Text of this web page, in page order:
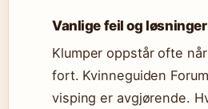
Vanlige feil og løsninger
Klumper oppstår ofte
fort. Kvinneguiden
visping er avgjørende.